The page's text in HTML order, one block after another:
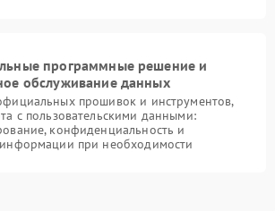
программные решение и
обслуживание данных
прошивок и инструментов,
с пользовательскими данными:
конфиденциальность и
информации при необходимости